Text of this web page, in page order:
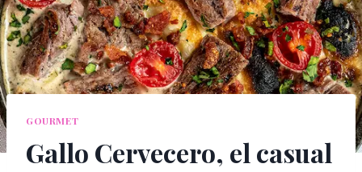
GOURMET
Gallo Cervecero, el casual